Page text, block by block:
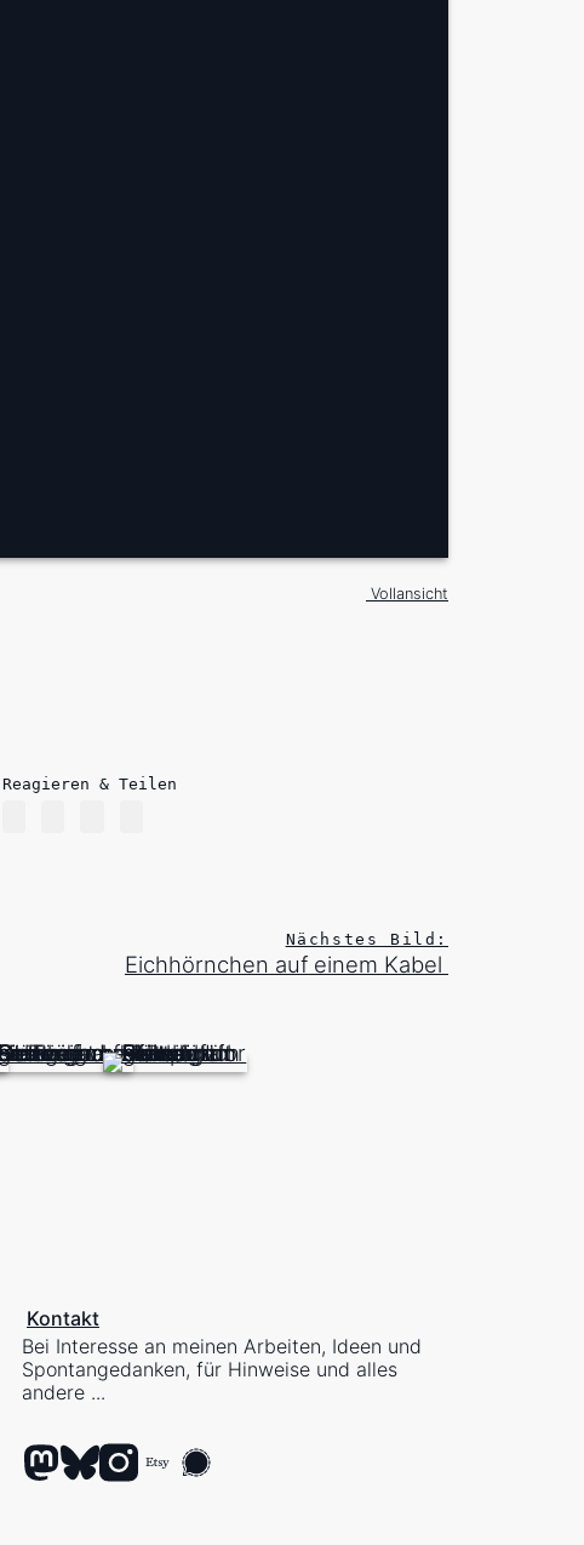
Vollansicht
Reagieren & Teilen
Nächstes Bild:
Eichhörnchen auf einem Kabel
Kontakt
Bei Interesse an meinen Arbeiten, Ideen und
Spontangedanken, für Hinweise und alles
andere ...